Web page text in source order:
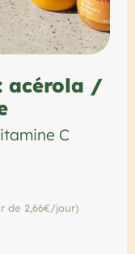
acérola /
C
de 2,66€/jour)